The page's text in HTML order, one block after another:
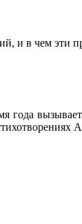
и в чем эти
года